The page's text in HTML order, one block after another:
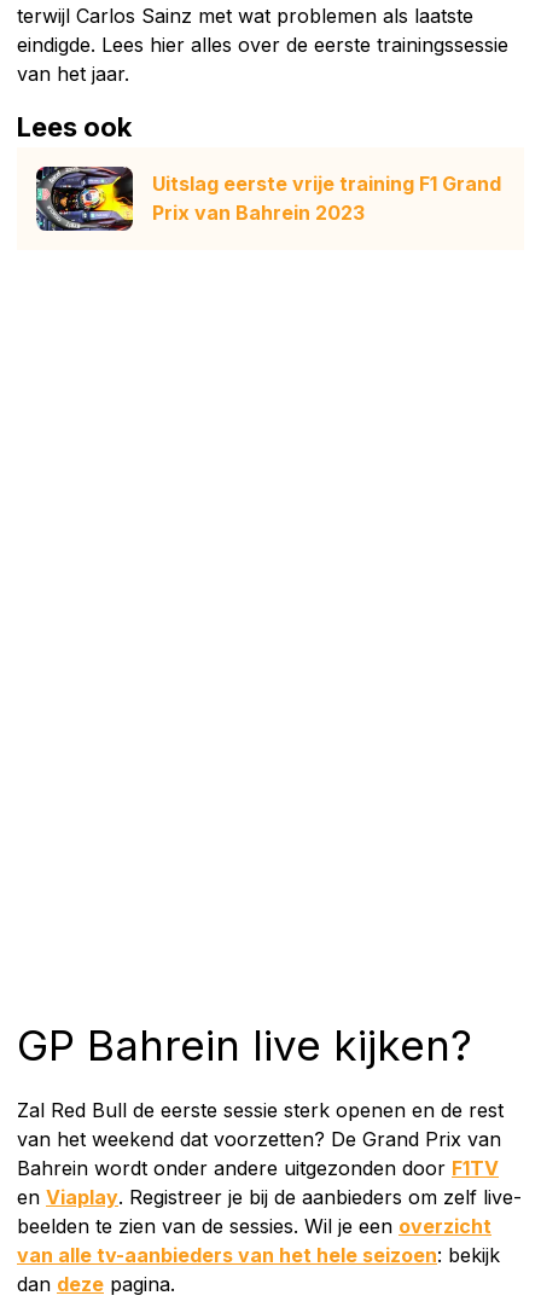
terwijl Carlos Sainz met wat problemen als laatste
eindigde. Lees hier alles over de eerste trainingssessie
van het jaar.
Lees ook
Uitslag eerste vrije training F1 Grand
Prix van Bahrein 2023
GP Bahrein live kijken?
Zal Red Bull de eerste sessie sterk openen en de rest
van het weekend dat voorzetten? De Grand Prix van
Bahrein wordt onder andere uitgezonden door F1TV
en Viaplay. Registreer je bij de aanbieders om zelf live-
beelden te zien van de sessies. Wil je een overzicht
van alle tv-aanbieders van het hele seizoen: bekijk
dan deze pagina.